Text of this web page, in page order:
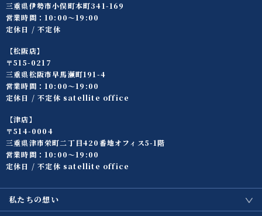
三重県伊勢市小俣町本町341-169
営業時間：10:00〜19:00
定休日 / 不定休
【松阪店】
〒515-0217
三重県松阪市早馬瀬町191-4
営業時間：10:00〜19:00
定休日 / 不定休 satellite office
【津店】
〒514-0004
三重県津市栄町二丁目420番地オフィス5-1階
営業時間：10:00〜19:00
定休日 / 不定休 satellite office
私たちの想い